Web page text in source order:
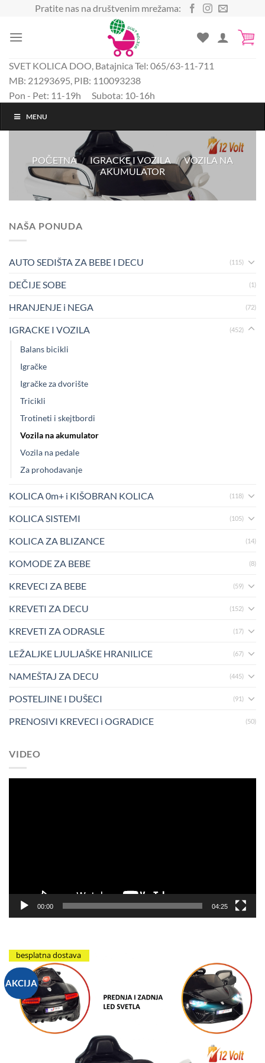
sadržaj
Pratite nas na društvenim mrežama:
SVET KOLICA DOO, Batajnica Tel: 065/63-11-711
MB: 21293695, PIB: 110093238
Pon - Pet: 11-19h Subota: 10-16h
MENU
POČETNA / IGRACKE I VOZILA / VOZILA NA
AKUMULATOR
NAŠA PONUDA
AUTO SEDIŠTA ZA BEBE I DECU (115)
DEČIJE SOBE (1)
HRANJENJE i NEGA (72)
IGRACKE I VOZILA (452)
Balans bicikli
Igračke
Igračke za dvorište
Tricikli
Trotineti i skejtbordi
Vozila na akumulator
Vozila na pedale
Za prohodavanje
KOLICA 0m+ i KIŠOBRAN KOLICA (118)
KOLICA SISTEMI (105)
KOLICA ZA BLIZANCE (14)
KOMODE ZA BEBE (8)
KREVECI ZA BEBE (59)
KREVETI ZA DECU (152)
KREVETI ZA ODRASLE (17)
LEŽALJKE LJULJAŠKE HRANILICE (67)
NAMEŠTAJ ZA DECU (445)
POSTELJINE I DUŠECI (91)
PRENOSIVI KREVECI i OGRADICE (50)
VIDEO
00:00 04:25
AKCIJA
besplatna dostava